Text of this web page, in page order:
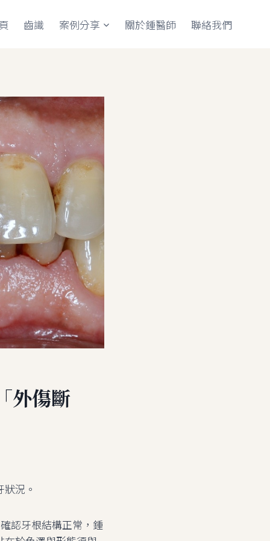
齒識 案例分享 關於鍾醫師 聯絡我們
外傷斷
況。
認牙根結構正常，鍾